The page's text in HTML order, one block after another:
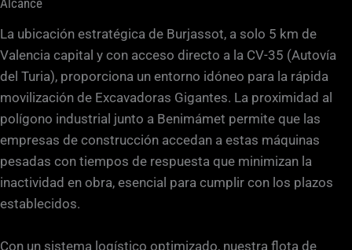
Alcance
La ubicación estratégica de Burjassot, a solo 5 km de
Valencia capital y con acceso directo a la CV-35 (Autovía
del Turia), proporciona un entorno idóneo para la rápida
movilización de Excavadoras Gigantes. La proximidad al
polígono industrial junto a Benimámet permite que las
empresas de construcción accedan a estas máquinas
pesadas con tiempos de respuesta que minimizan la
inactividad en obra, esencial para cumplir con los plazos
establecidos.
Con un sistema logístico optimizado, nuestra flota de